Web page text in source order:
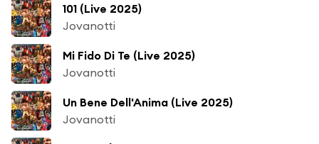
101 (Live 2025)
Jovanotti
Mi Fido Di Te (Live 2025)
Jovanotti
Un Bene Dell'Anima (Live 2025)
Jovanotti